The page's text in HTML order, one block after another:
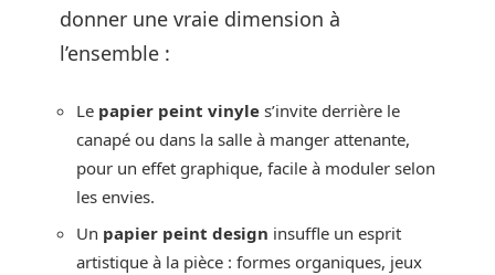
donner une vraie dimension à
l’ensemble :
Le papier peint vinyle s’invite derrière le
canapé ou dans la salle à manger attenante,
pour un effet graphique, facile à moduler selon
les envies.
Un papier peint design insuffle un esprit
artistique à la pièce : formes organiques, jeux